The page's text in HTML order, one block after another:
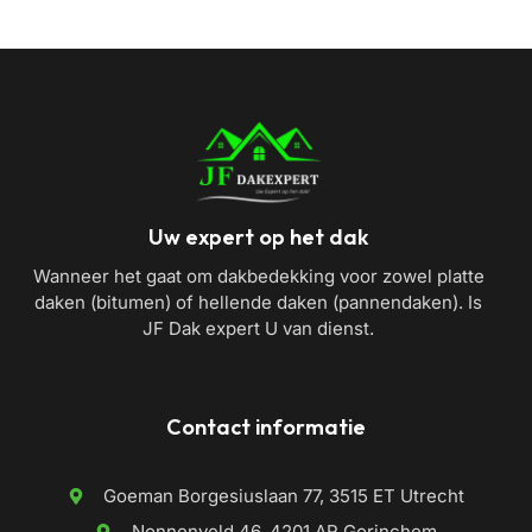
Uw expert op het dak
Wanneer het gaat om dakbedekking voor zowel platte
daken (bitumen) of hellende daken (pannendaken). Is
JF Dak expert U van dienst.
Contact informatie
Goeman Borgesiuslaan 77, 3515 ET Utrecht